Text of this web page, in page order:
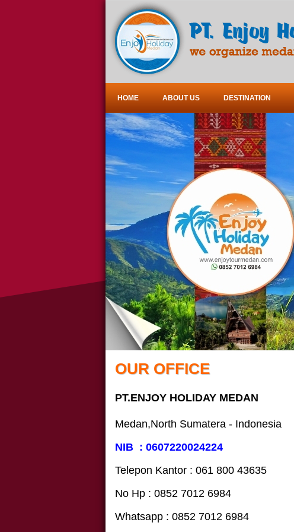
HOME ABOUT US DESTINATION
OUR OFFICE
PT.ENJOY HOLIDAY MEDAN
Medan,North Sumatera - Indonesia
NIB : 0607220024224
Telepon Kantor : 061‎ 800 43635
No Hp : 0852 7012 6984
Whatsapp : 0852 7012 6984